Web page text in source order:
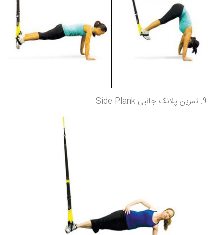
تمرین پلانک جانبی Side Plank